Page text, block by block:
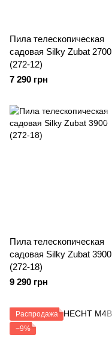
Пила телескопическая
садовая Silky Zubat 2700
(272-12)
7 290 грн
Пила телескопическая
садовая Silky Zubat 3900
(272-18)
9 290 грн
Распродажа
−9%